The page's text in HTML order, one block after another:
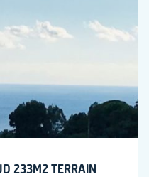
233M2 TERRAIN